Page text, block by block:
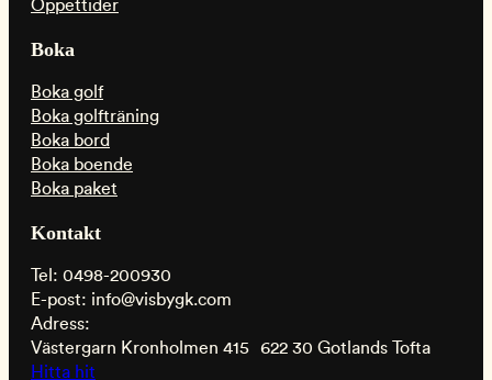
Öppettider
Boka
Boka golf
Boka golfträning
Boka bord
Boka boende
Boka paket
Kontakt
Tel: 0498-200930
E-post: info@visbygk.com
Adress:
Västergarn Kronholmen 415 622 30 Gotlands Tofta
Hitta hit